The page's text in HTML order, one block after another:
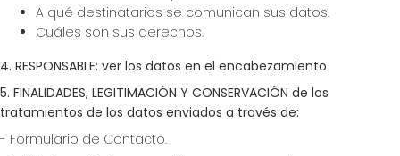
A qué destinatarios se comunican sus datos.
Cuáles son sus derechos.
4. RESPONSABLE: ver los datos en el encabezamiento
5. FINALIDADES, LEGITIMACIÓN Y CONSERVACIÓN de los
tratamientos de los datos enviados a través de:
- Formulario de Contacto.